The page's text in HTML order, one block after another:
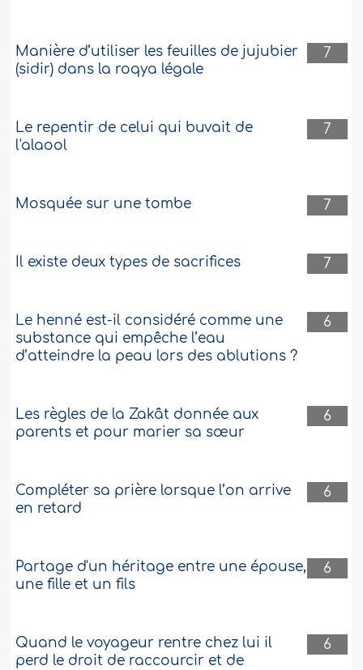
7
Manière d’utiliser les feuilles de jujubier
(sidir) dans la roqya légale
7
Le repentir de celui qui buvait de
l'alaool
7
Mosquée sur une tombe
7
Il existe deux types de sacrifices
6
Le henné est-il considéré comme une
substance qui empêche l’eau
d’atteindre la peau lors des ablutions ?
6
Les règles de la Zakât donnée aux
parents et pour marier sa sœur
6
Compléter sa prière lorsque l’on arrive
en retard
6
Partage d'un héritage entre une épouse,
une fille et un fils
6
Quand le voyageur rentre chez lui il
perd le droit de raccourcir et de